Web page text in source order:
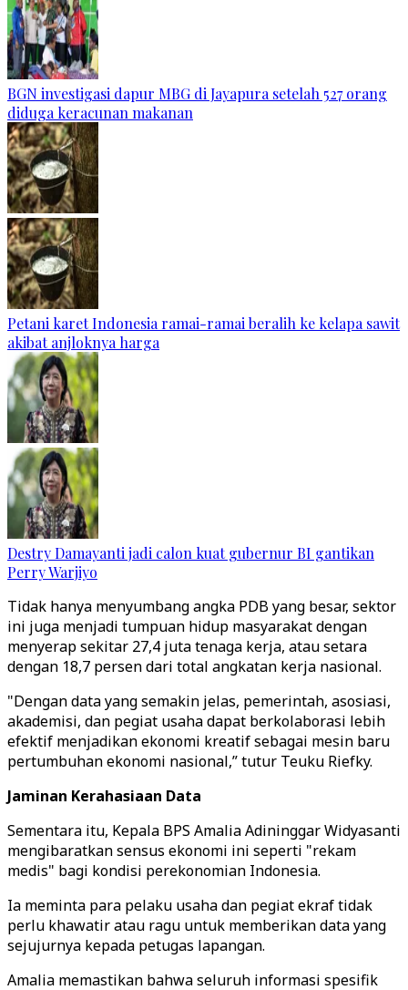
BGN investigasi dapur MBG di Jayapura setelah 527 orang
diduga keracunan makanan
Petani karet Indonesia ramai-ramai beralih ke kelapa sawit
akibat anjloknya harga
Destry Damayanti jadi calon kuat gubernur BI gantikan
Perry Warjiyo
Tidak hanya menyumbang angka PDB yang besar, sektor
ini juga menjadi tumpuan hidup masyarakat dengan
menyerap sekitar 27,4 juta tenaga kerja, atau setara
dengan 18,7 persen dari total angkatan kerja nasional.
"Dengan data yang semakin jelas, pemerintah, asosiasi,
akademisi, dan pegiat usaha dapat berkolaborasi lebih
efektif menjadikan ekonomi kreatif sebagai mesin baru
pertumbuhan ekonomi nasional,” tutur Teuku Riefky.
Jaminan Kerahasiaan Data
Sementara itu, Kepala BPS Amalia Adininggar Widyasanti
mengibaratkan sensus ekonomi ini seperti "rekam
medis" bagi kondisi perekonomian Indonesia.
Ia meminta para pelaku usaha dan pegiat ekraf tidak
perlu khawatir atau ragu untuk memberikan data yang
sejujurnya kepada petugas lapangan.
Amalia memastikan bahwa seluruh informasi spesifik